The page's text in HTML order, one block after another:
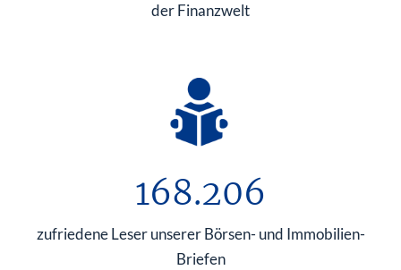
der Finanzwelt
168.206
zufriedene Leser unserer Börsen- und Immobilien-
Briefen